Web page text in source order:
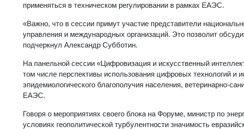
применяться в техническом регулировании в рамках ЕАЭС.
«Важно, что в сессии примут участие представители
управления и международных организаций. Это позволит
подчеркнул Александр Субботин.
На панельной сессии «Цифровизация и искусственный
том числе перспективы использования цифровых технологий и
эпидемиологического благополучия населения, ветеринарно-
ЕАЭС.
Говоря о мероприятиях своего блока на Форуме, министр по
условиях геополитической турбулентности значимость